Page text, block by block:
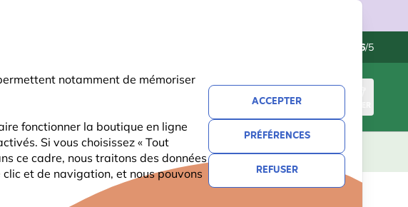
notamment de mémoriser
fonctionner la boutique en ligne
Si vous choisissez « Tout
ce cadre, nous traitons des données
et de navigation, et nous pouvons
ACCEPTER
PRÉFÉRENCES
REFUSER
4.6/5
CONNEXION
ENFANTS CADEAUX NOUVEAUTÉS OFFRES